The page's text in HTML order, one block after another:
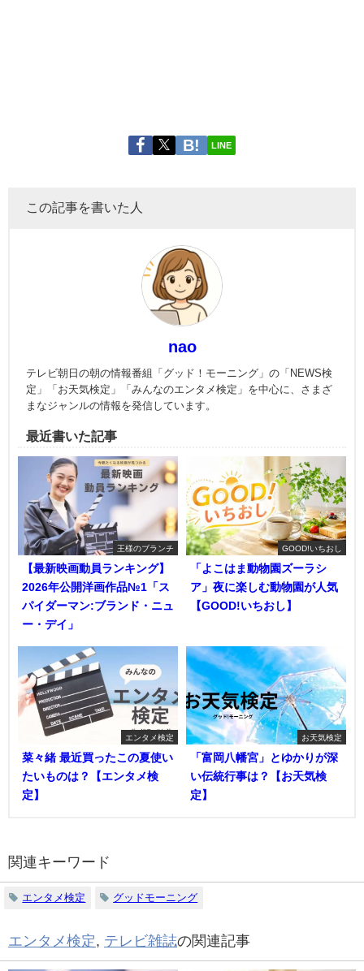
LINE
この記事を書いた人
nao
テレビ朝日の朝の情報番組「グッド！モーニング」の「NEWS検
定」「お天気検定」「みんなのエンタメ検定」を中心に、さまざ
まなジャンルの情報を発信しています。
最近書いた記事
王様のブランチ
【最新映画動員ランキング】
2026年公開洋画作品№1「ス
パイダーマン:ブランド・ニュ
ー・デイ」
GOOD!いちおし
「よこはま動物園ズーラシ
ア」夜に楽しむ動物園が人気
【GOOD!いちおし】
エンタメ検定
菜々緒 最近買ったこの夏使い
たいものは？【エンタメ検
定】
お天気検定
「富岡八幡宮」とゆかりが深
い伝統行事は？【お天気検
定】
関連キーワード
エンタメ検定 グッドモーニング
エンタメ検定, テレビ雑誌の関連記事